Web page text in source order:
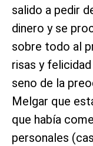
salido a pedir
dinero y se
sobre todo al
risas y
seno de la
Melgar que
que había
personales